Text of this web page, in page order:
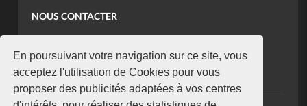
En poursuivant votre navigation sur ce site, vous
acceptez l'utilisation de Cookies pour vous
proposer des publicités adaptées à vos centres
NOUS CONTACTER
koaci@yahoo.fr
+225 07 08 85 52 93